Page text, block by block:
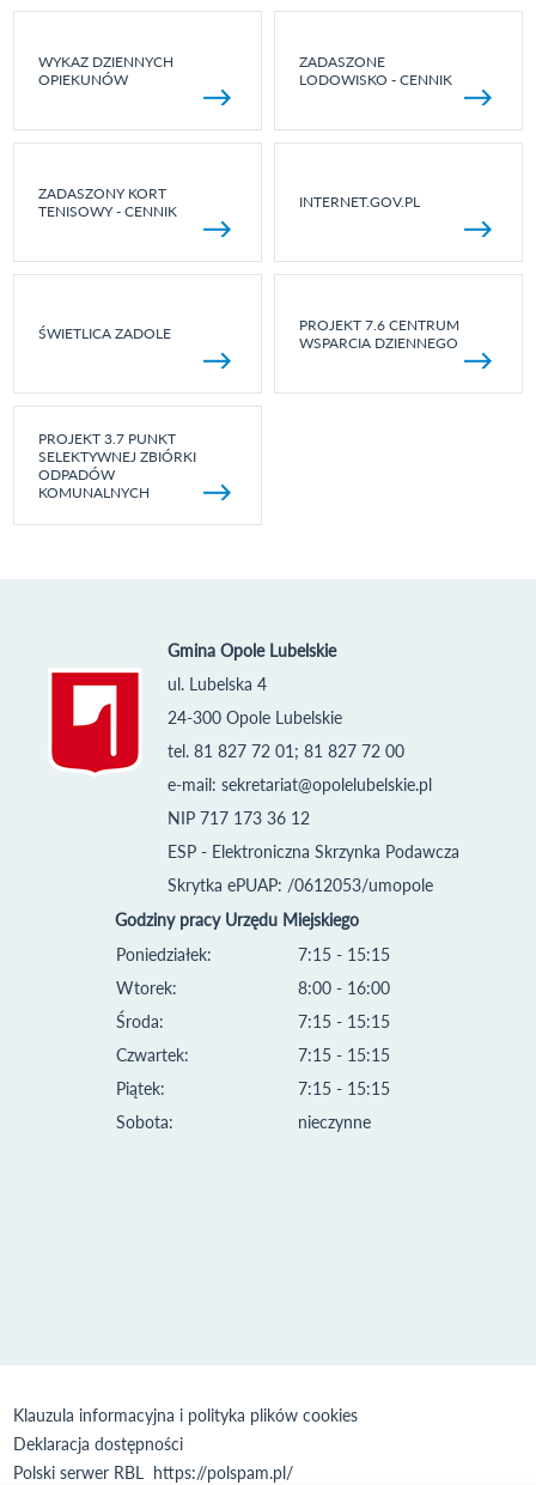
WYKAZ DZIENNYCH
OPIEKUNÓW
ZADASZONE
LODOWISKO - CENNIK
ZADASZONY KORT
TENISOWY - CENNIK
INTERNET.GOV.PL
ŚWIETLICA ZADOLE
PROJEKT 7.6 CENTRUM
WSPARCIA DZIENNEGO
PROJEKT 3.7 PUNKT
SELEKTYWNEJ ZBIÓRKI
ODPADÓW
KOMUNALNYCH
Gmina Opole Lubelskie
ul. Lubelska 4
24-300 Opole Lubelskie
tel. 81 827 72 01; 81 827 72 00
e-mail: sekretariat@opolelubelskie.pl
NIP 717 173 36 12
ESP - Elektroniczna Skrzynka Podawcza
Skrytka ePUAP: /0612053/umopole
Godziny pracy Urzędu Miejskiego
Poniedziałek:
Wtorek:
Środa:
Czwartek:
Piątek:
Sobota:
7:15 - 15:15
8:00 - 16:00
7:15 - 15:15
7:15 - 15:15
7:15 - 15:15
nieczynne
Klauzula informacyjna i polityka plików cookies
Deklaracja dostępności
Polski serwer RBL https://polspam.pl/